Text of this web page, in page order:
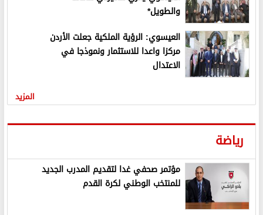
والطويل*
العيسوي: الرؤية الملكية جعلت الأردن
مركزا واعدا للاستثمار ونموذجا في
الاعتدال
المزيد
رياضة
مؤتمر صحفي غدا لتقديم المدرب الجديد
للمنتخب الوطني لكرة القدم